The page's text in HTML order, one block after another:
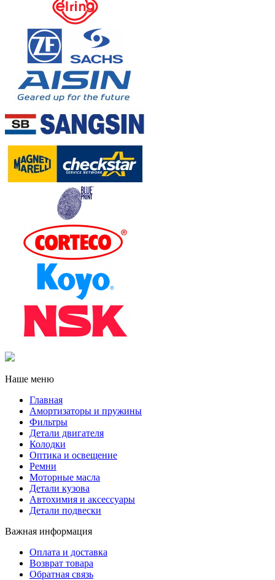
Наше меню
Главная
Амортизаторы и пружины
Фильтры
Детали двигателя
Колодки
Оптика и освещение
Ремни
Моторные масла
Детали кузова
Автохимия и аксессуары
Детали подвески
Важная информация
Оплата и доставка
Возврат товара
Обратная связь